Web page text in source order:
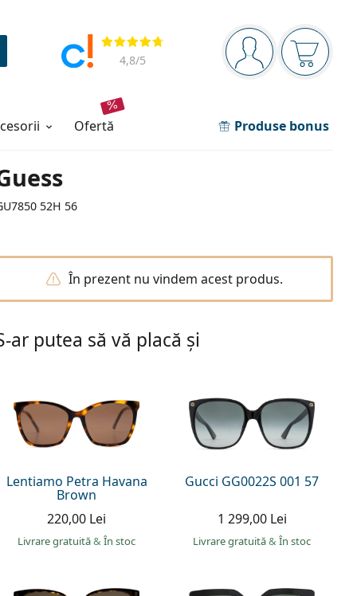
Panou de navigare
Sunteți logat
Coșul
Opinii
4,8/5
ofertă Produse bonus
52H 56
În prezent nu vindem acest produs.
ar putea să vă placă și
Lentiamo Petra Havana
Brown
220,00 Lei
Livrare gratuită& În stoc
Gucci GG0022S 001 57
1 299,00 Lei
Livrare gratuită& În stoc